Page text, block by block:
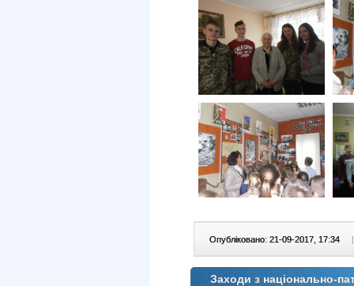
Опубліковано: 21-09-2017, 17:34 |
Заходи з національно-